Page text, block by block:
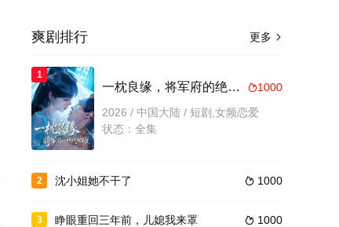
更多 
爽剧排行
1
1000
一枕良缘，将军府的绝代双丫鬟
2026 / 中国大陆 / 短剧,女频恋爱
状态：全集
2  1000
沈小姐她不干了
3  1000
睁眼重回三年前，儿媳我来罩